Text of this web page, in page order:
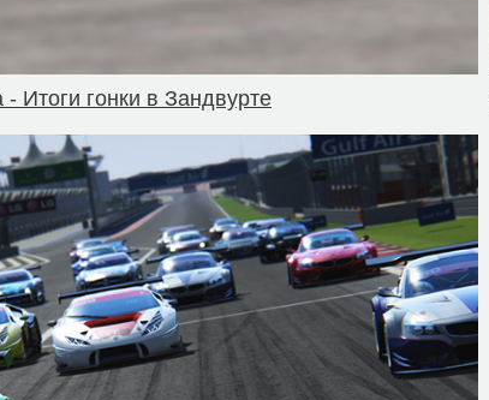
Итоги гонки в Зандвурте